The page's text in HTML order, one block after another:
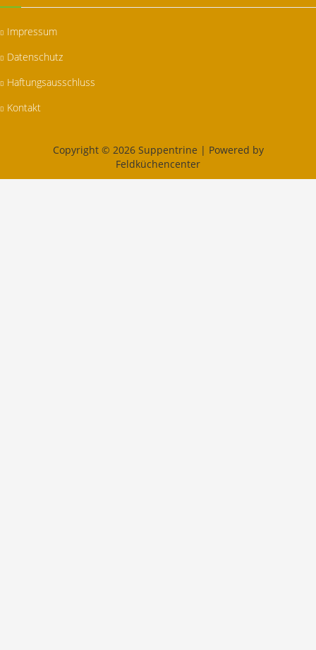
Impressum
Datenschutz
Haftungsausschluss
Kontakt
Copyright © 2026 Suppentrine | Powered by
Feldküchencenter